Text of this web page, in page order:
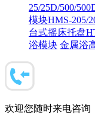
25/25D/500/
模块HMS-205/
台式摇床托盘
浴模块 金属浴
欢迎您随时来电咨询